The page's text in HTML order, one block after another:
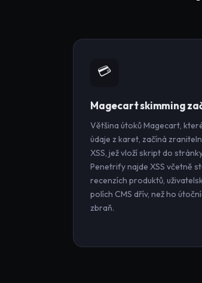
💳
Magecart skimming
Většina útoků Magecart,
údaje z karet, začíná
XSS, jež vloží skript do
Penetrify najde XSS včetně
recenzích produktů,
polích CMS dřív, než ho
zbraň.